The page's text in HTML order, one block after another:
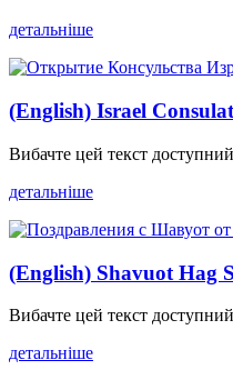
детальніше
(English) Israel
Вибачте цей текст
детальніше
(English) Shavuot Hag
Вибачте цей текст
детальніше